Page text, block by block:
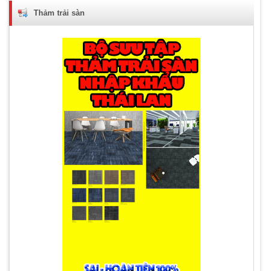
Thảm trải sàn